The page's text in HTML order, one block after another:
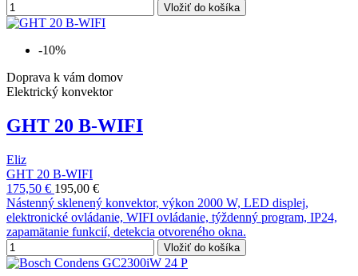
Vložiť do košíka
-10%
Doprava k vám domov
Elektrický konvektor
GHT 20 B-WIFI
Eliz
GHT 20 B-WIFI
175,50 € 195,00 €
Nástenný sklenený konvektor, výkon 2000 W, LED displej,
elektronické ovládanie, WIFI ovládanie, týždenný program, IP24,
zapamätanie funkcií, detekcia otvoreného okna.
Vložiť do košíka